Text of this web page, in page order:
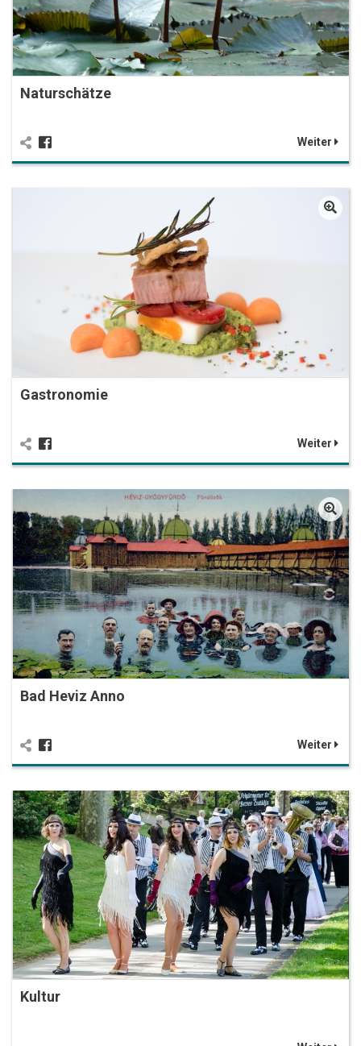
Naturschätze
Weiter
Gastronomie
Weiter
Bad Heviz Anno
Weiter
Kultur